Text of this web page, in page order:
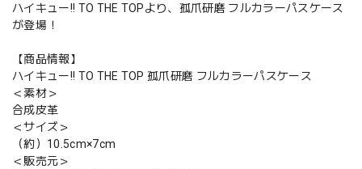
ハイキュー!! TO THE TOPより、孤爪研磨 フルカラーパスケース
が登場！
【商品情報】
ハイキュー!! TO THE TOP 孤爪研磨 フルカラーパスケース
＜素材＞
合成皮革
＜サイズ＞
（約）10.5cm×7cm
＜販売元＞